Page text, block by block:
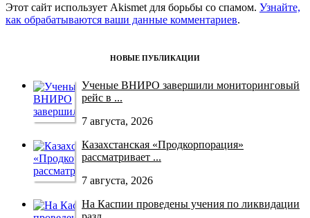
Этот сайт использует Akismet для борьбы со спамом. Узнайте,
как обрабатываются ваши данные комментариев.
НОВЫЕ ПУБЛИКАЦИИ
Ученые ВНИРО завершили мониторинговый
рейс в ...
7 августа, 2026
Казахстанская «Продкорпорация»
рассматривает ...
7 августа, 2026
На Каспии проведены учения по ликвидации